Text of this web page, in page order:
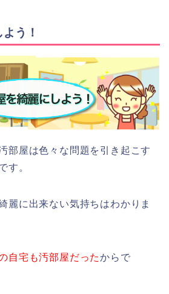
う！
部屋は色々な問題を引き起こす
す。
麗に出来ない気持ちはわかりま
自宅も汚部屋だったからで